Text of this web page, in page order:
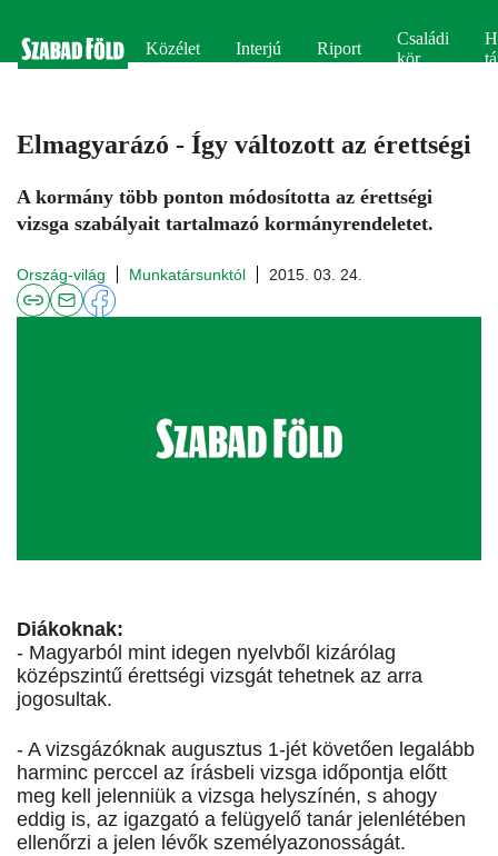
Közélet Interjú Riport
Családi
kör
Elmagyarázó - Így változott az érettségi
A kormány több ponton módosította az érettségi
vizsga szabályait tartalmazó kormányrendeletet.
Ország-világ Munkatársunktól 2015. 03. 24.
Diákoknak:
- Magyarból mint idegen nyelvből kizárólag
középszintű érettségi vizsgát tehetnek az arra
jogosultak.
- A vizsgázóknak augusztus 1-jét követően legalább
harminc perccel az írásbeli vizsga időpontja előtt
meg kell jelenniük a vizsga helyszínén, s ahogy
eddig is, az igazgató a felügyelő tanár jelenlétében
ellenőrzi a jelen lévők személyazonosságát.